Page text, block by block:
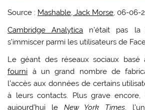
Source : Mashable, Jack Morse, 06-06-
Cambridge Analytica n’était pas la
s’immiscer parmi les utilisateurs de
Le géant des réseaux sociaux basé
fourni à un grand nombre de
l’accès aux données de certains
à leurs contacts. Plus grave encore,
aujourd’hui le New York Times,